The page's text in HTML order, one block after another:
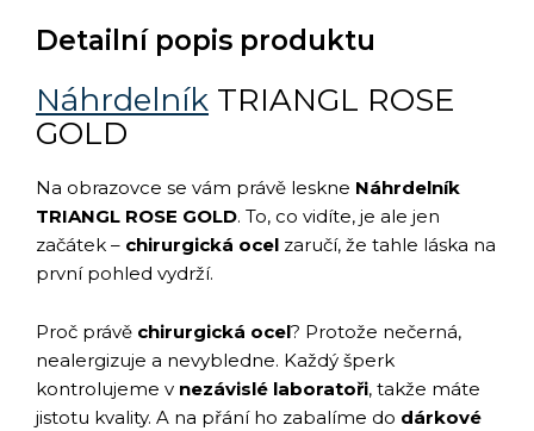
Detailní popis produktu
Náhrdelník TRIANGL ROSE
GOLD
Na obrazovce se vám právě leskne Náhrdelník
TRIANGL ROSE GOLD. To, co vidíte, je ale jen
začátek – chirurgická ocel zaručí, že tahle láska na
první pohled vydrží.
Proč právě chirurgická ocel? Protože nečerná,
nealergizuje a nevybledne. Každý šperk
kontrolujeme v nezávislé laboratoři, takže máte
jistotu kvality. A na přání ho zabalíme do dárkové